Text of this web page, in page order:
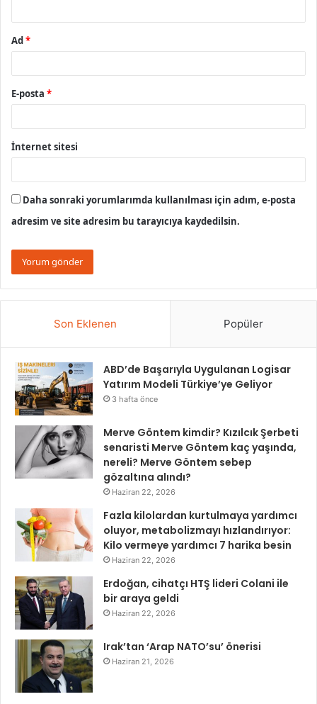
Ad *
E-posta *
İnternet sitesi
Daha sonraki yorumlarımda kullanılması için adım, e-posta
adresim ve site adresim bu tarayıcıya kaydedilsin.
Son Eklenen Popüler
ABD’de Başarıyla Uygulanan Logisar
Yatırım Modeli Türkiye’ye Geliyor
3 hafta önce
Merve Göntem kimdir? Kızılcık Şerbeti
senaristi Merve Göntem kaç yaşında,
nereli? Merve Göntem sebep
gözaltına alındı?
Haziran 22, 2026
Fazla kilolardan kurtulmaya yardımcı
oluyor, metabolizmayı hızlandırıyor:
Kilo vermeye yardımcı 7 harika besin
Haziran 22, 2026
Erdoğan, cihatçı HTŞ lideri Colani ile
bir araya geldi
Haziran 22, 2026
Irak’tan ‘Arap NATO’su’ önerisi
Haziran 21, 2026